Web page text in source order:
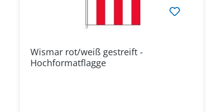
Wismar rot/weiß gestreift -
Hochformatflagge